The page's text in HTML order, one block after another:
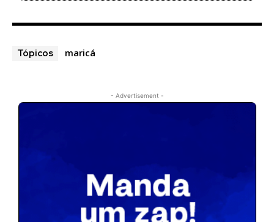
Tópicos maricá
- Advertisement -